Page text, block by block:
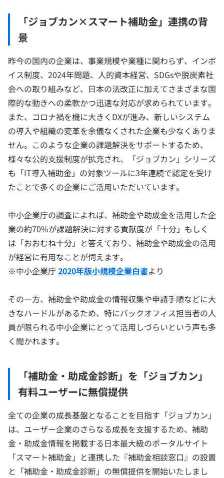
「ジョブカン×スマート補助金」連携の背
景
昨今の国内の企業は、事業規模や業種に関わらず、インボ
イス制度、2024年問題、人的資本経営、SDGsや脱炭素社
会への取り組みなど、日本の法改正に加えてさまざまな国
際的な動きへの柔軟かつ迅速な対応が求められています。
また、コロナ禍を機に大きくDXが進み、新しいシステム
の導入や組織の変革を余儀なくされた企業も少なくありま
せん。このような企業の課題解決をサポートするため、
様々な公的支援制度が拡充され、「ジョブカン」シリーズ
も「IT導入補助金」の対象ツールに3年連続で認定を受け
たことで多くの企業にご活用いただいています。
中小企業庁の調査によれば、補助金や助成金を活用した企
業の約70%が課題解決に対する貢献度が「十分」もしく
は「おおむね十分」と答えており、補助金や助成金の活用
が経営に有用なことが伺えます。
※中小企業庁2020年版小規模企業白書より
その一方、補助金や助成金の情報収集や申請手順などに大
きなハードルがあるため、特にバックオフィス担当者の人
員が限られる中小企業にとって活用しづらいという声も多
く聞かれます。
「補助金・助成金診断」を「ジョブカン」
有料ユーザーに無償提供
全ての企業の成長基盤となることを目指す「ジョブカン」
は、ユーザー企業のさらなる成長を支援するため、補助
金・助成金情報を掲載する日本最大級のポータルサイト
「スマート補助金」と連携した『補助金相談窓口』の設置
と「補助金・助成金診断」の無償提供を開始いたしまし